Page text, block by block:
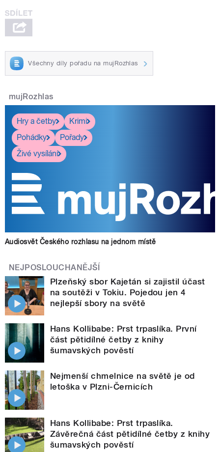
Všechny díly pořadu na mujRozhlas
mujRozhlas
Hry a četby
Krimi
Pohádky
Pořady
Živé vysílání
Audiosvět Českého rozhlasu na jednom místě
NEJPOSLOUCHANĚJŠÍ
Plzeňský sbor Kajetán si zajistil účast
na soutěži v Tokiu. Pojedou jen 4
nejlepší sbory na světě
Hans Kollibabe: Prst trpaslíka. První
část pětidílné četby z knihy
šumavských pověstí
Nejmenší chmelnice na světě je od
letoška v Plzni-Černicích
Hans Kollibabe: Prst trpaslíka.
Závěrečná část pětidílné četby z knihy
šumavských pověstí